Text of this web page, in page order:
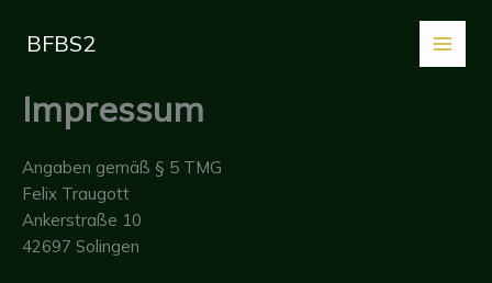
InhaltBFBS2
Impressum
Angaben gemäß § 5 TMG
Felix Traugott
Ankerstraße 10
42697 Solingen